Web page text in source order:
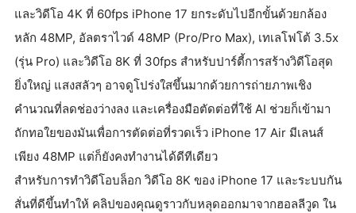
และวิดีโอ 4K ที่ 60fps iPhone 17 ยกระดับไปอีกขั้นด้วยกล้อง
หลัก 48MP, อัลตราไวด์ 48MP (Pro/Pro Max), เทเลโฟโต้ 3.5x
(รุ่น Pro) และวิดีโอ 8K ที่ 30fps สำหรับปาร์ตี้การสร้างวิดีโอสุด
ยิ่งใหญ่ แสงสลัวๆ อาจดูโปร่งใสขึ้นมากด้วยการถ่ายภาพเชิง
คำนวณที่ลดช่องว่างลง และเครื่องมือตัดต่อที่ใช้ AI ช่วยก็เข้ามา
ถักทอใยของมันเพื่อการตัดต่อที่รวดเร็ว iPhone 17 Air มีเลนส์
เพียง 48MP แต่ก็ยังคงทำงานได้ดีทีเดียว
สำหรับการทำวิดีโอบล็อก วิดีโอ 8K ของ iPhone 17 และระบบกัน
สั่นที่ดีขึ้นทำให้ คลิปของคุณดูราวกับหลุดออกมาจากฮอลลีวูด ใน